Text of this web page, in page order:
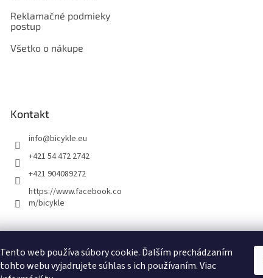
Tento web používa súbory cookie. Ďalším prechádzaním
tohto webu vyjadrujete súhlas s ich používaním. Viac
Reklamačné podmieky
postup
Všetko o nákupe
Kontakt
info@bicykle.eu
+421 54 472 2742
+421 904089272
https://www.facebook.co
m/bicykle